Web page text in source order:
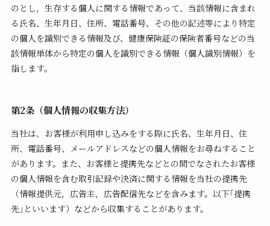
のとし，生存する個人に関する情報であって、当該情報に含まれ
る氏名、生年月日、住所、電話番号、その他の記述等により特定
の個人を識別できる情報及び、健康保険証の保険者番号などの当
該情報単体から特定の個人を識別できる情報（個人識別情報）を
指します。
第2条（個人情報の収集方法）
当社は、お客様が利用申し込みをする際に氏名、生年月日、住
所、電話番号、メールアドレスなどの個人情報をお尋ねすること
があります。また、お客様と提携先などとの間でなされたお客様
の個人情報を含む取引記録や決済に関する情報を当社の提携先
（情報提供元，広告主，広告配信先などを含みます。以下｢提携
先｣といいます）などから収集することがあります。